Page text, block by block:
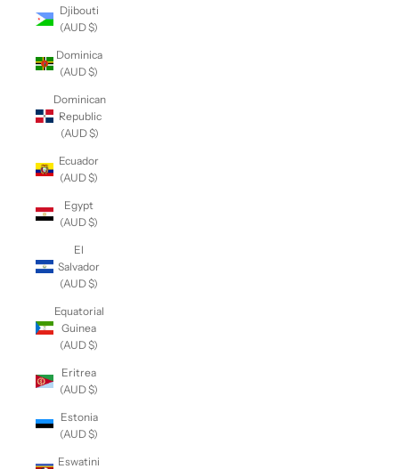
Djibouti
(AUD $)
Dominica
(AUD $)
Dominican
Republic
(AUD $)
Ecuador
(AUD $)
Egypt
(AUD $)
El
Salvador
(AUD $)
Equatorial
Guinea
(AUD $)
Eritrea
(AUD $)
Estonia
(AUD $)
Eswatini